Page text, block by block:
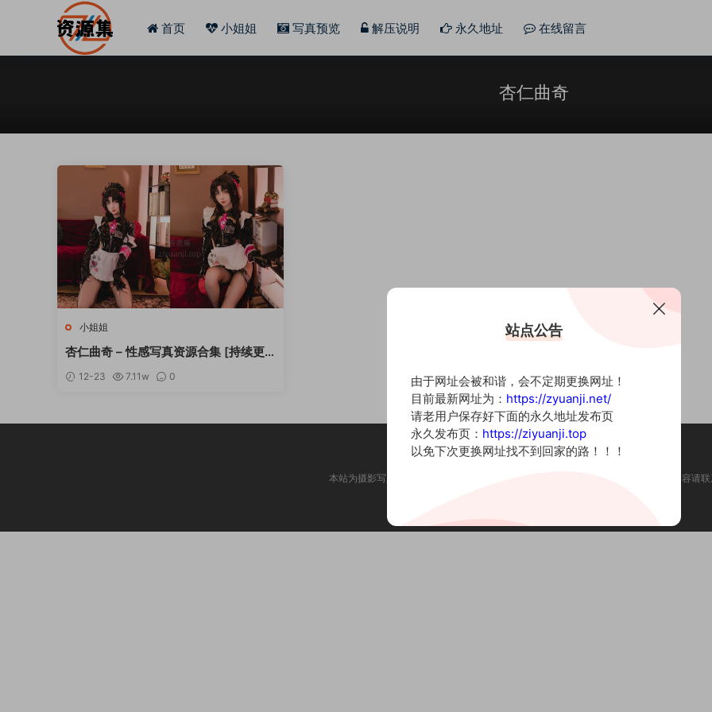
首页 小姐姐 写真预览 解压说明 永久地址 在线留言
杏仁曲奇
小姐姐
杏仁曲奇 – 性感写真资源合集 [持续更
12-23 7.11w 0
本站为摄影写真图片网站，内容来自网络收集整理，仅作个人学习使用。如有违法内容请
站点公告
由于网址会被和谐，会不定期更换网址！
目前最新网址为： https://zyuanji.net/
请老用户保存好下面的永久地址发布页
永久发布页： https://ziyuanji.top
以免下次更换网址找不到回家的路！！！